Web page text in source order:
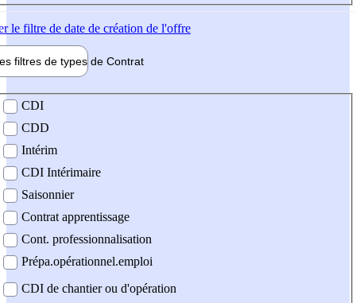
le filtre de date de création de l'offre
filtres de types de Contrat
contrat
CDI
CDD
Intérim
CDI Intérimaire
Saisonnier
Contrat apprentissage
Cont. professionnalisation
Prépa.opérationnel.emploi
CDI de chantier ou d'opération